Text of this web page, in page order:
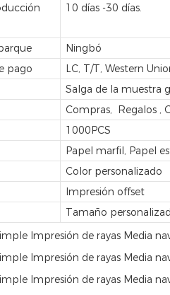
10 días -30 días.
Ningbó
pago
LC, T/T, Western
Salga de la muestra
Compras, Regalos ,
1000PCS
Papel marfil, Papel
Color personalizado
Impresión offset
Tamaño